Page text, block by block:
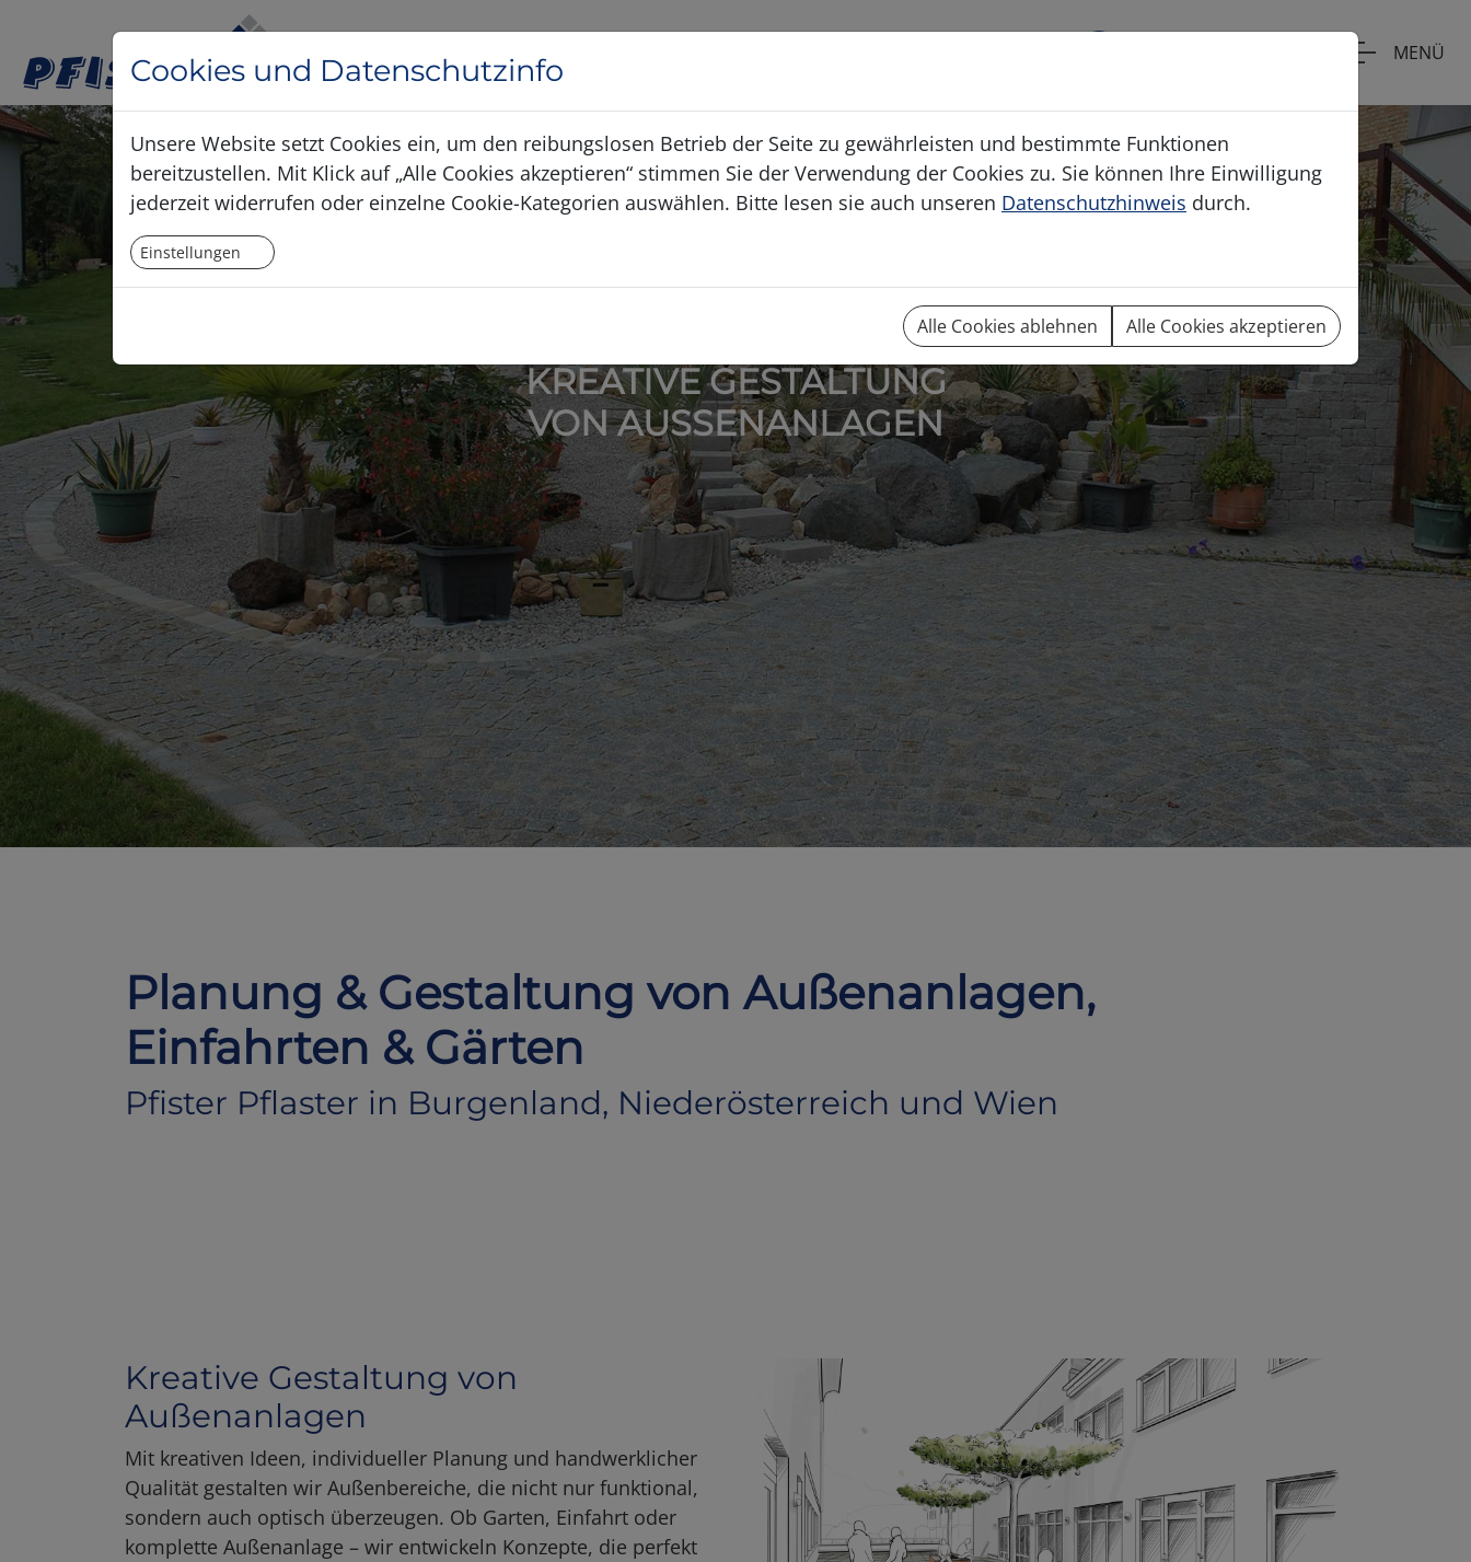
MENÜ
KREATIVE GESTALTUNG
VON AUSSENANLAGEN
Planung & Gestaltung von Außenanlagen,
Einfahrten & Gärten
Pfister Pflaster in Burgenland, Niederösterreich und Wien
Kreative Gestaltung von
Außenanlagen
Mit kreativen Ideen, individueller Planung und handwerklicher
Qualität gestalten wir Außenbereiche, die nicht nur funktional,
sondern auch optisch überzeugen. Ob Garten, Einfahrt oder
komplette Außenanlage – wir entwickeln Konzepte, die perfekt
Cookies und Datenschutzinfo
Unsere Website setzt Cookies ein, um den reibungslosen Betrieb der Seite zu gewährleisten und bestimmte Funktionen
bereitzustellen. Mit Klick auf „Alle Cookies akzeptieren“ stimmen Sie der Verwendung der Cookies zu. Sie können Ihre Einwilligung
jederzeit widerrufen oder einzelne Cookie-Kategorien auswählen. Bitte lesen sie auch unseren Datenschutzhinweis durch.
Einstellungen
Alle Cookies ablehnen Alle Cookies akzeptieren